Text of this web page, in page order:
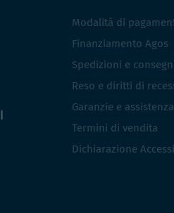
Modalità di
Finanziamento Agos
Spedizioni e
Reso e diritti di
Garanzie e assistenza
Termini di vendita
Dichiarazione